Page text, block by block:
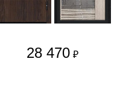
28 470 ₽